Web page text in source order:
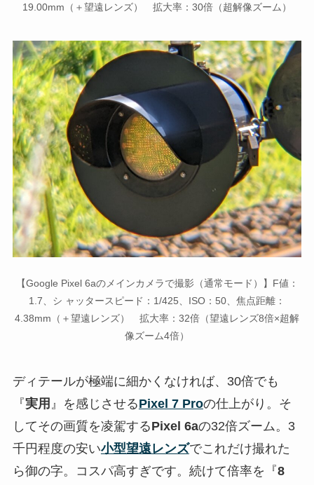
19.00mm（＋望遠レンズ） 拡大率：30倍（超解像ズーム）
【Google Pixel 6aのメインカメラで撮影（通常モード）】F値：
1.7、シ ャッタースピード：1/425、ISO：50、焦点距離：
4.38mm（＋望遠レンズ） 拡大率：32倍（望遠レンズ8倍×超解
像ズーム4倍）
ディテールが極端に細かくなければ、30倍でも
『実用 』を感じさせるPixel 7 Proの仕上がり。そ
してその画質を凌駕するPixel 6aの32倍ズーム。3
千円程度の安い小型望遠レンズでこれだけ撮れた
ら御の字。コスパ高すぎです。続けて倍率を『8